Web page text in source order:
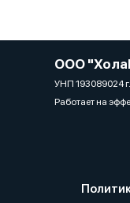
ООО
УНП 193089024
Работает на